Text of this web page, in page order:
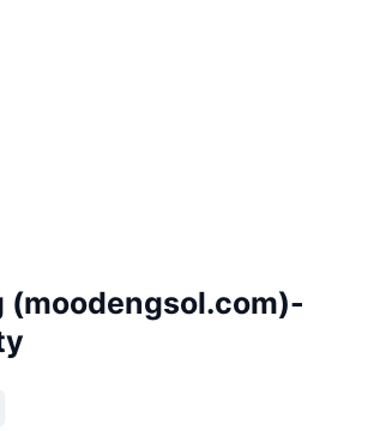
(moodengsol.com)-